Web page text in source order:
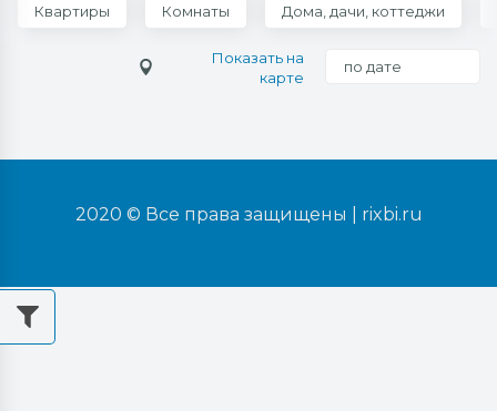
Квартиры Комнаты Дома, дачи, коттеджи
Показать на
карте
по дате
2020 © Все права защищены | rixbi.ru